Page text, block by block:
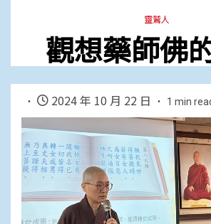
靈鷲人
觀想藥師佛
2024 年 10 月 22 日 1 min